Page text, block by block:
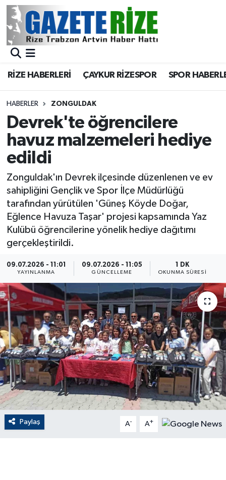
RİZE HABERLERİ ÇAYKUR RİZESPOR SPOR
HABERLER ZONGULDAK
Devrek'te öğrencilere
havuz malzemeleri hediye
edildi
Zonguldak'ın Devrek ilçesinde düzenlenen ve ev
sahipliğini Gençlik ve Spor İlçe Müdürlüğü
tarafından yürütülen 'Güneş Köyde Doğar,
Eğlence Havuza Taşar' projesi kapsamında Yaz
Kulübü öğrencilerine yönelik hediye dağıtımı
gerçekleştirildi.
09.07.2026 - 11:01
YAYINLANMA
09.07.2026 - 11:05
GÜNCELLEME
1 DK
OKUNMA SÜRESI
Paylaş A- A+
BÖLGEMİZ
Asayiş
Rize Jandarma Komutanlığı
Bilim Teknoloji
Advertising news
Canlı Maç
ÇEVRE
Dış Haberler
Dünya
EĞİTİM
EKONOMİ
English News
Finans
Flaş Haber
Merkez Nöbetçi Eczaneler
Merkez Trafik Yoğunluk Haritası
Süper Lig Puan Durumu ve Fikstür
Tüm Manşetler
Haber Arşivi